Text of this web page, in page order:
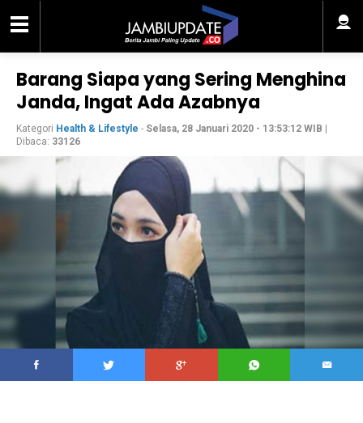
Barang Siapa yang Sering Menghina
Janda, Ingat Ada Azabnya
Kategori Health & Lifestyle - Selasa, 28 Januari 2020 - 13:53:12 WIB
Dibaca: 33126